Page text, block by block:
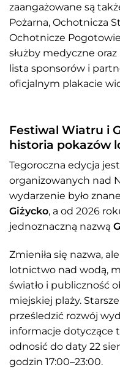
zaangażowane są
Pożarna, Ochotnicza
Ochotnicze
służby medyczne
lista sponsorów i
oficjalnym plakacie
Festiwal Wiatru i
historia pokazów
Tegoroczna edycja
organizowanych nad
wydarzenie było
Giżycko, a od 2026
jednoznaczną nazwą
Zmieniła się nazwa,
lotnictwo nad wodą,
światło i publiczność
miejskiej plaży.
prześledzić rozwój
informacje dotyczące
odnosić do daty 22
godzin 17:00–23:00.